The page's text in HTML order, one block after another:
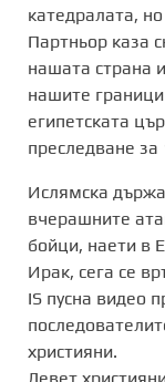
катедралата,
Партньор каза
нашата страна
нашите
египетската
преследване за
Ислямска
вчерашните
бойци, наети в
Ирак, сега се
IS пусна видео
християни.
Девет